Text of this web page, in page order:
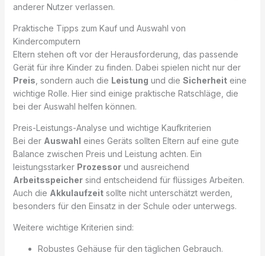
anderer Nutzer verlassen.
Praktische Tipps zum Kauf und Auswahl von
Kindercomputern
Eltern stehen oft vor der Herausforderung, das passende
Gerät für ihre Kinder zu finden. Dabei spielen nicht nur der
Preis , sondern auch die Leistung und die Sicherheiteine
wichtige Rolle. Hier sind einige praktische Ratschläge, die
bei der Auswahl helfen können.
Preis-Leistungs-Analyse und wichtige Kaufkriterien
Bei der Auswahl eines Geräts sollten Eltern auf eine gute
Balance zwischen Preis und Leistung achten. Ein
leistungsstarker Prozessorund ausreichend
Arbeitsspeichersind entscheidend für flüssiges Arbeiten.
Auch die Akkulaufzeitsollte nicht unterschätzt werden,
besonders für den Einsatz in der Schule oder unterwegs.
Weitere wichtige Kriterien sind:
Robustes Gehäuse für den täglichen Gebrauch.